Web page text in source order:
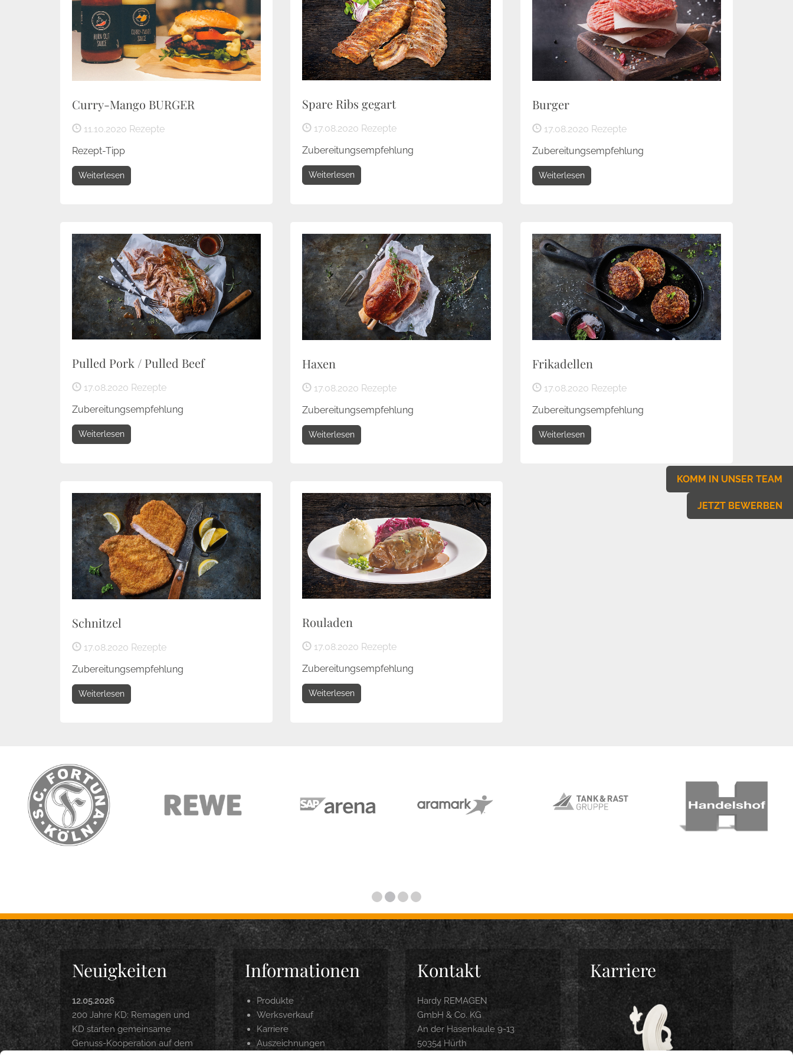
Curry-Mango BURGER
11.10.2020 Rezepte
Rezept-Tipp
Weiterlesen
Spare Ribs gegart
17.08.2020 Rezepte
Zubereitungsempfehlung
Weiterlesen
Burger
17.08.2020 Rezepte
Zubereitungsempfehlung
Weiterlesen
Pulled Pork / Pulled Beef
17.08.2020 Rezepte
Zubereitungsempfehlung
Weiterlesen
Haxen
17.08.2020 Rezepte
Zubereitungsempfehlung
Weiterlesen
Frikadellen
17.08.2020 Rezepte
Zubereitungsempfehlung
Weiterlesen
Schnitzel
17.08.2020 Rezepte
Zubereitungsempfehlung
Weiterlesen
Rouladen
17.08.2020 Rezepte
Zubereitungsempfehlung
Weiterlesen
Neuigkeiten
12.05.2026
200 Jahre KD: Remagen und
KD starten gemeinsame
Genuss-Kooperation auf dem
Informationen
Produkte
Werksverkauf
Karriere
Auszeichnungen
Kontakt
Hardy REMAGEN
GmbH & Co. KG
An der Hasenkaule 9-13
50354 Hürth
Karriere
KOMM IN UNSER TEAM
JETZT BEWERBEN